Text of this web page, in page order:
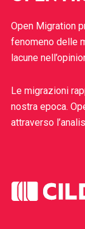
Open Migration
fenomeno delle
lacune
Le migrazioni
nostra epoca.
attraverso